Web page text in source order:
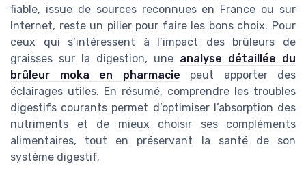
fiable, issue de sources reconnues en France ou sur
Internet, reste un pilier pour faire les bons choix. Pour
ceux qui s’intéressent à l’impact des brûleurs de
graisses sur la digestion, une analyse détaillée du
brûleur moka en pharmacie peut apporter des
éclairages utiles. En résumé, comprendre les troubles
digestifs courants permet d’optimiser l’absorption des
nutriments et de mieux choisir ses compléments
alimentaires, tout en préservant la santé de son
système digestif.